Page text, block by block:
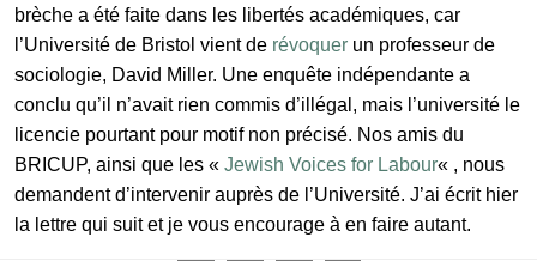
brèche a été faite dans les libertés académiques, car
l’Université de Bristol vient de révoquer un professeur de
sociologie, David Miller. Une enquête indépendante a
conclu qu’il n’avait rien commis d’illégal, mais l’université le
licencie pourtant pour motif non précisé. Nos amis du
BRICUP, ainsi que les « Jewish Voices for Labour« , nous
demandent d’intervenir auprès de l’Université. J’ai écrit hier
la lettre qui suit et je vous encourage à en faire autant.